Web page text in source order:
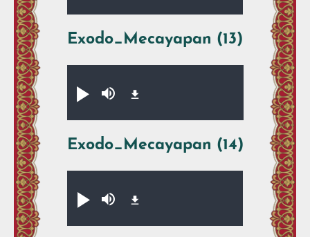
Exodo_Mecayapan (13)
Xikpe̱walti̱y
Silenciar
Exodo_Mecayapan (14)
Xikpe̱walti̱y
Silenciar